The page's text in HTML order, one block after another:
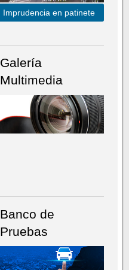
Imprudencia en patinete
Galería
Multimedia
Banco de
Pruebas